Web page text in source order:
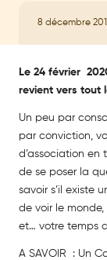
8 décembre
Le 24 février
revient vers tout
Un peu par
par conviction,
d’association
de se poser la
savoir s’il existe
de voir le
et… votre temps
A SAVOIR : Un